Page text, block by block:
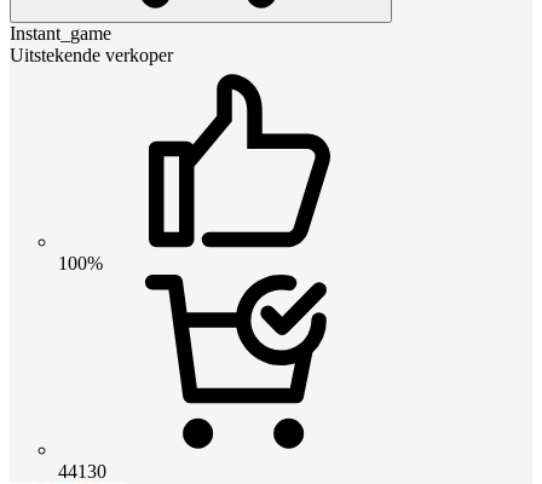
Instant_game
Uitstekende verkoper
100%
44130